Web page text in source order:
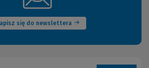
się do newslettera
okno)